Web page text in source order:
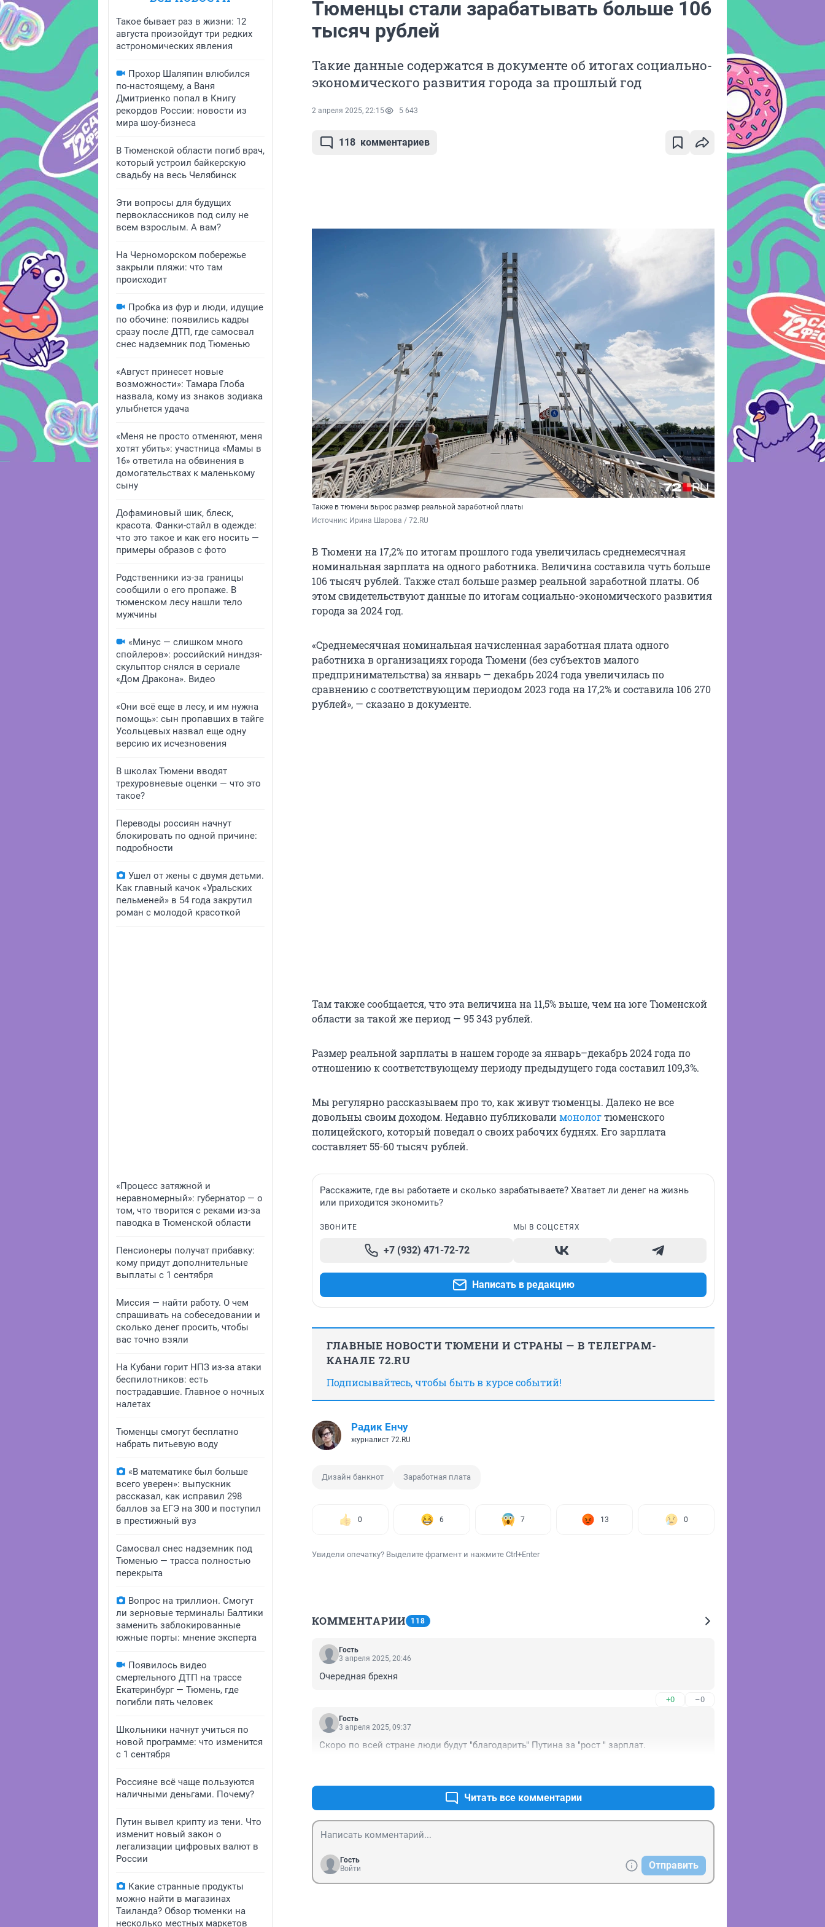
Такое бывает раз в жизни: 12
августа произойдут три редких
астрономических явления
Прохор Шаляпин влюбился
по-настоящему, а Ваня
Дмитриенко попал в Книгу
рекордов России: новости из
мира шоу-бизнеса
В Тюменской области погиб врач,
который устроил байкерскую
свадьбу на весь Челябинск
Эти вопросы для будущих
первоклассников под силу не
всем взрослым. А вам?
На Черноморском побережье
закрыли пляжи: что там
происходит
Пробка из фур и люди, идущие
по обочине: появились кадры
сразу после ДТП, где самосвал
снес надземник под Тюменью
«Август принесет новые
возможности»: Тамара Глоба
назвала, кому из знаков зодиака
улыбнется удача
«Меня не просто отменяют, меня
хотят убить»: участница «Мамы в
16» ответила на обвинения в
домогательствах к маленькому
сыну
Дофаминовый шик, блеск,
красота. Фанки-стайл в одежде:
что это такое и как его носить —
примеры образов с фото
Родственники из-за границы
сообщили о его пропаже. В
тюменском лесу нашли тело
мужчины
«Минус — слишком много
спойлеров»: российский ниндзя-
скульптор снялся в сериале
«Дом Дракона». Видео
«Они всё еще в лесу, и им нужна
помощь»: сын пропавших в тайге
Усольцевых назвал еще одну
версию их исчезновения
В школах Тюмени вводят
трехуровневые оценки — что это
такое?
Переводы россиян начнут
блокировать по одной причине:
подробности
Ушел от жены с двумя детьми.
Как главный качок «Уральских
пельменей» в 54 года закрутил
роман с молодой красоткой
«Процесс затяжной и
неравномерный»: губернатор — о
том, что творится с реками из-за
паводка в Тюменской области
Пенсионеры получат прибавку:
кому придут дополнительные
выплаты с 1 сентября
Миссия — найти работу. О чем
спрашивать на собеседовании и
сколько денег просить, чтобы
вас точно взяли
На Кубани горит НПЗ из-за атаки
беспилотников: есть
пострадавшие. Главное о ночных
налетах
Тюменцы смогут бесплатно
набрать питьевую воду
«В математике был больше
всего уверен»: выпускник
рассказал, как исправил 298
баллов за ЕГЭ на 300 и поступил
в престижный вуз
Самосвал снес надземник под
Тюменью — трасса полностью
перекрыта
Вопрос на триллион. Смогут
ли зерновые терминалы Балтики
заменить заблокированные
южные порты: мнение эксперта
Появилось видео
смертельного ДТП на трассе
Екатеринбург — Тюмень, где
погибли пять человек
Школьники начнут учиться по
новой программе: что изменится
с 1 сентября
Россияне всё чаще пользуются
наличными деньгами. Почему?
Путин вывел крипту из тени. Что
изменит новый закон о
легализации цифровых валют в
России
Какие странные продукты
можно найти в магазинах
Таиланда? Обзор тюменки на
несколько местных маркетов
Тюменцы стали зарабатывать больше 106
тысяч рублей
Такие данные содержатся в документе об итогах социально-
экономического развития города за прошлый год
2 апреля 2025, 22:15 5 643
118 комментариев
Также в тюмени вырос размер реальной заработной платы
Источник: Ирина Шарова / 72.RU
В Тюмени на 17,2% по итогам прошлого года увеличилась среднемесячная
номинальная зарплата на одного работника. Величина составила чуть больше
106 тысяч рублей. Также стал больше размер реальной заработной платы. Об
этом свидетельствуют данные по итогам социально-экономического развития
города за 2024 год.
«Среднемесячная номинальная начисленная заработная плата одного
работника в организациях города Тюмени (без субъектов малого
предпринимательства) за январь — декабрь 2024 года увеличилась по
сравнению с соответствующим периодом 2023 года на 17,2% и составила 106 270
рублей», — сказано в документе.
Там также сообщается, что эта величина на 11,5% выше, чем на юге Тюменской
области за такой же период — 95 343 рублей.
Размер реальной зарплаты в нашем городе за январь–декабрь 2024 года по
отношению к соответствующему периоду предыдущего года составил 109,3%.
Мы регулярно рассказываем про то, как живут тюменцы. Далеко не все
довольны своим доходом. Недавно публиковалимонологтюменского
полицейского, который поведал о своих рабочих буднях. Его зарплата
составляет 55-60 тысяч рублей.
Расскажите, где вы работаете и сколько зарабатываете? Хватает ли денег на жизнь
или приходится экономить?
ЗВОНИТЕ
+7 (932) 471-72-72
МЫ В СОЦСЕТЯХ
Написать в редакцию
ГЛАВНЫЕ НОВОСТИ ТЮМЕНИ И СТРАНЫ — В ТЕЛЕГРАМ-
КАНАЛЕ 72.RU
Подписывайтесь, чтобы быть в курсе событий!
Радик Енчу
журналист 72.RU
Дизайн банкнот Заработная плата
0 6 7 13 0
Увидели опечатку? Выделите фрагмент и нажмите Ctrl+Enter
КОММЕНТАРИИ 118
Гость
3 апреля 2025, 20:46
Очередная брехня
+0 –0
Гость
3 апреля 2025, 09:37
Скоро по всей стране люди будут "благодарить" Путина за "рост " зарплат.
Читать все комментарии
Гость
Войти
Отправить